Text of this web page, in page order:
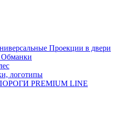
Проекции в двери
Обманки
логотипы
PREMIUM LINE